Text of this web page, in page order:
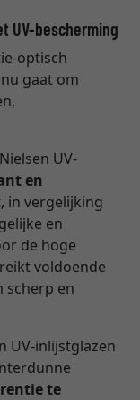
UV-bescherming
optisch
gaat om
UV-
en
in vergelijking
en
de hoge
voldoende
scherp en
UV-inlijstglazen
te